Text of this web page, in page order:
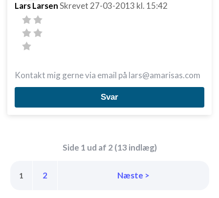
Lars LarsenSkrevet 27-03-2013 kl. 15:42
Kontakt mig gerne via email på lars@amarisas.com
Svar
Side 1 ud af 2 (13 indlæg)
1 2 Næste >